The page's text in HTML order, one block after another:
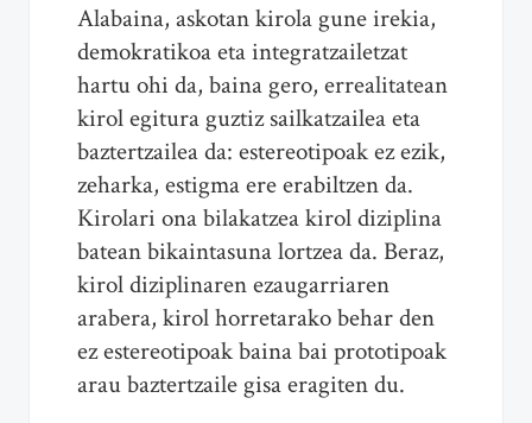
Alabaina, askotan kirola gune irekia,
demokratikoa eta integratzailetzat
hartu ohi da, baina gero, errealitatean
kirol egitura guztiz sailkatzailea eta
baztertzailea da: estereotipoak ez ezik,
zeharka, estigma ere erabiltzen da.
Kirolari ona bilakatzea kirol diziplina
batean bikaintasuna lortzea da. Beraz,
kirol diziplinaren ezaugarriaren
arabera, kirol horretarako behar den
ez estereotipoak baina bai prototipoak
arau baztertzaile gisa eragiten du.